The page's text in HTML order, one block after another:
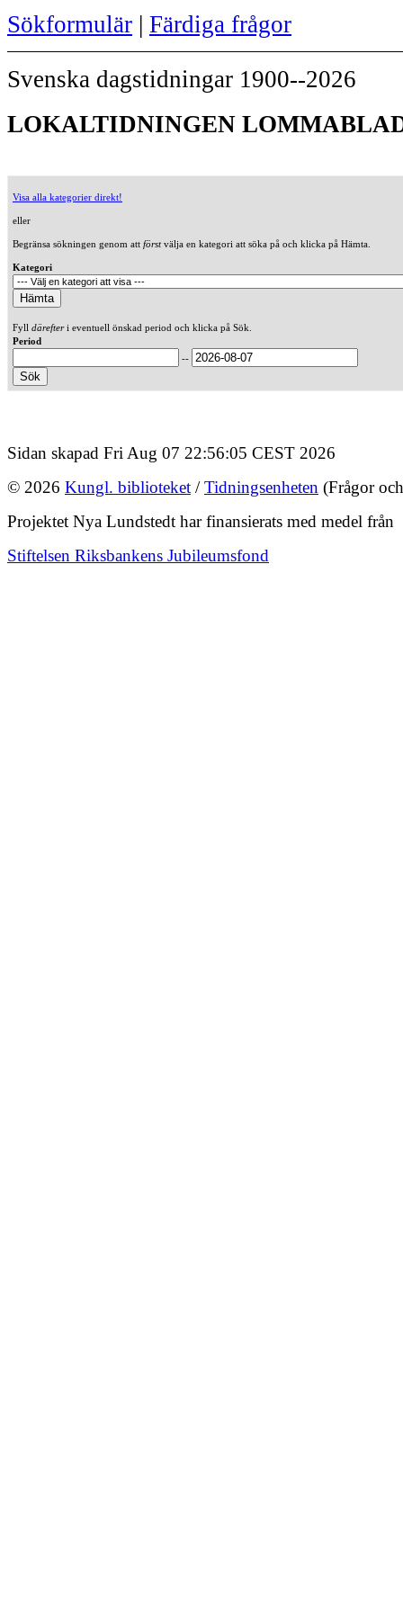
Sökformulär | Färdiga frågor
Svenska dagstidningar 1900--2026
LOKALTIDNINGEN
Visa alla kategorier direkt!
eller
Begränsa sökningen genom att förstvälja en kategori att söka på och klicka på Hämta.
Kategori
Fyll därefteri eventuell önskad period och klicka på Sök.
Period
--
Sidan skapad Fri Aug 07 22:56:05 CEST 2026
© 2026 Kungl. biblioteket /Tidningsenheten (Frågor
Projektet Nya Lundstedt har finansierats med medel från
Stiftelsen Riksbankens Jubileumsfond